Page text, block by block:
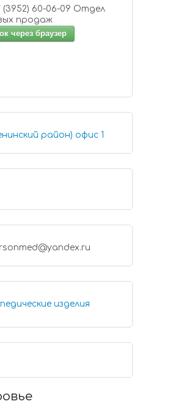
продаж
через браузер
Иркутск, улица Розы Люксембург, 182 (Ленинский район) офис 1
изделия